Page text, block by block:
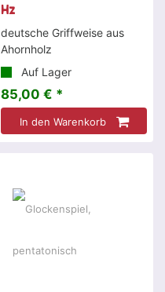
Hz
deutsche Griffweise aus
Ahornholz
Auf Lager
85,00 € *
In den Warenkorb